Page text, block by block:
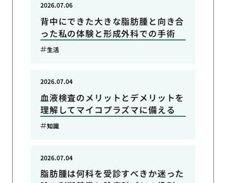
背中にできた大きな脂肪腫と向き合
った私の体験と形成外科での手術
2026.07.06
生活
血液検査のメリットとデメリットを
理解してマイコプラズマに備える
2026.07.04
知識
脂肪腫は何科を受診すべきか迷った
2026.07.04